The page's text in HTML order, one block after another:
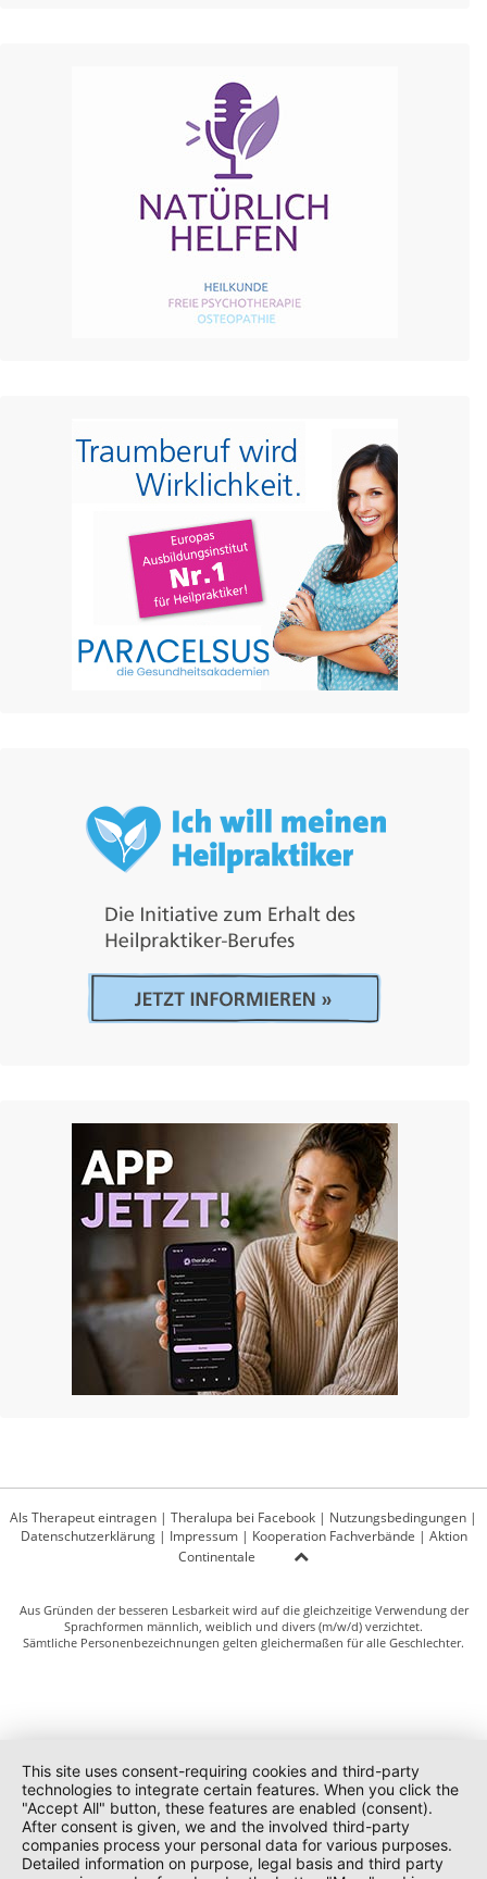
Als Therapeut eintragen | Theralupa bei Facebook | Nutzungsbedingungen |
Datenschutzerklärung| Impressum| Kooperation Fachverbände | Aktion
Continentale
Aus Gründen der besseren Lesbarkeit wird auf die gleichzeitige Verwendung der
Sprachformen männlich, weiblich und divers (m/w/d) verzichtet.
Sämtliche Personenbezeichnungen gelten gleichermaßen für alle Geschlechter.
This site uses consent-requiring cookies and third-party
technologies to integrate certain features. When you click the
"Accept All" button, these features are enabled (consent).
After consent is given, we and the involved third-party
companies process your personal data for various purposes.
Detailed information on purpose, legal basis and third party